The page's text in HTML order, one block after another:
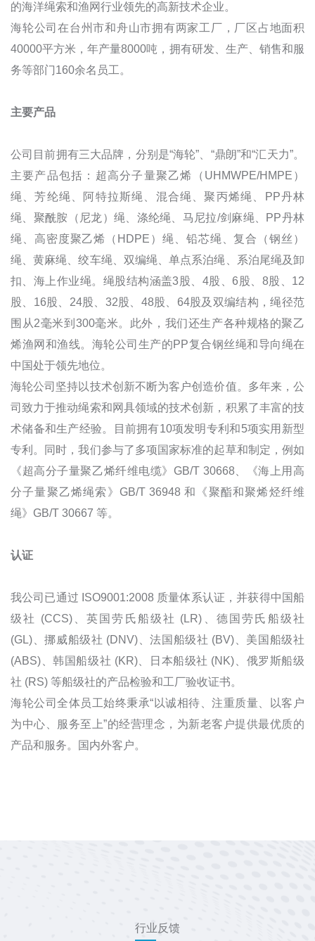
的海洋绳索和渔网行业领先的高新技术企业。
海轮公司在台州市和舟山市拥有两家工厂，厂区占地面积
40000平方米，年产量8000吨，拥有研发、生产、销售和服
务等部门160余名员工。
主要产品
公司目前拥有三大品牌，分别是“海轮”、“鼎朗”和“汇天力”。
主要产品包括：超高分子量聚乙烯（UHMWPE/HMPE）
绳、芳纶绳、阿特拉斯绳、混合绳、聚丙烯绳、PP丹林
绳、聚酰胺（尼龙）绳、涤纶绳、马尼拉/剑麻绳、PP丹林
绳、高密度聚乙烯（HDPE）绳、铅芯绳、复合（钢丝）
绳、黄麻绳、绞车绳、双编绳、单点系泊绳、系泊尾绳及卸
扣、海上作业绳。绳股结构涵盖3股、4股、6股、8股、12
股、16股、24股、32股、48股、64股及双编结构，绳径范
围从2毫米到300毫米。此外，我们还生产各种规格的聚乙
烯渔网和渔线。海轮公司生产的PP复合钢丝绳和导向绳在
中国处于领先地位。
海轮公司坚持以技术创新不断为客户创造价值。多年来，公
司致力于推动绳索和网具领域的技术创新，积累了丰富的技
术储备和生产经验。目前拥有10项发明专利和5项实用新型
专利。同时，我们参与了多项国家标准的起草和制定，例如
《超高分子量聚乙烯纤维电缆》GB/T 30668、《海上用高
分子量聚乙烯绳索》GB/T 36948 和《聚酯和聚烯烃纤维
绳》GB/T 30667 等。
认证
我公司已通过 ISO9001:2008 质量体系认证，并获得中国船
级社 (CCS)、英国劳氏船级社 (LR)、德国劳氏船级社
(GL)、挪威船级社 (DNV)、法国船级社 (BV)、美国船级社
(ABS)、韩国船级社 (KR)、日本船级社 (NK)、俄罗斯船级
社 (RS) 等船级社的产品检验和工厂验收证书。
海轮公司全体员工始终秉承“以诚相待、注重质量、以客户
为中心、服务至上”的经营理念，为新老客户提供最优质的
产品和服务。国内外客户。
行业反馈